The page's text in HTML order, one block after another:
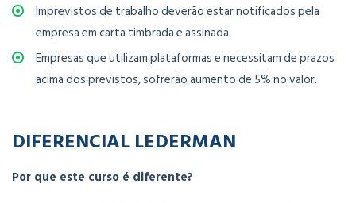
Imprevistos de trabalho deverão estar notificados pela
empresa em carta timbrada e assinada.
Empresas que utilizam plataformas e necessitam de prazos
acima dos previstos, sofrerão aumento de 5% no valor.
DIFERENCIAL LEDERMAN
Por que este curso é diferente?